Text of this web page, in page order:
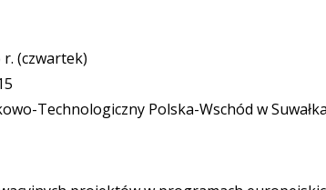
r. (czwartek)
Technologiczny Polska-Wschód w